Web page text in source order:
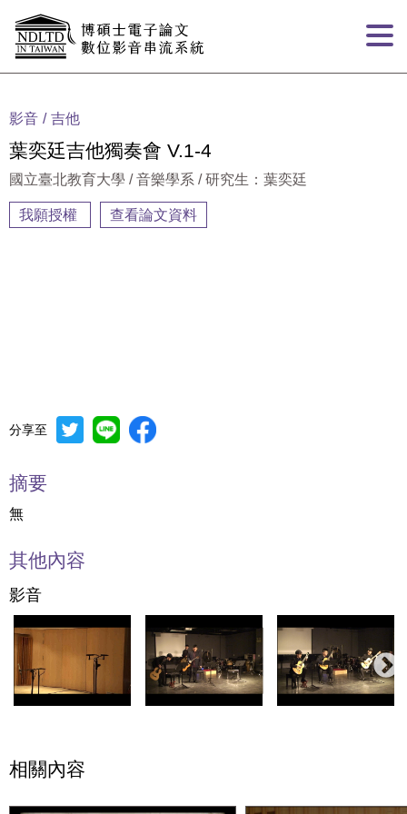
影音 吉他
葉奕廷吉他獨奏會 V.1-4
國立臺北教育大學 / 音樂學系 / 研究生：葉奕廷
我願授權 查看論文資料
分享至
摘要
無
其他內容
影音
相關內容